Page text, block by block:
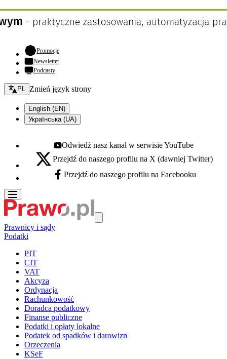
Promocje- otwiera się w nowej karcie
Newsletter
Podcasty
Zmień język - bieżący:
PL Zmień język strony
English (EN)
Українська (UA)
Youtube - otwiera się w nowej karcie
Odwiedź nasz kanał w serwisie YouTube
X - otwiera się w nowej karcie
Przejdź do naszego profilu na X (dawniej Twitter)
Facebook - otwiera się w nowej karcie
Przejdź do naszego profilu na Facebooku
Prawnicy i sądy
Podatki
PIT
CIT
VAT
Akcyza
Ordynacja
Rachunkowość
Doradca podatkowy
Finanse publiczne
Podatki i opłaty lokalne
Podatek od spadków i darowizn
Orzeczenia
KSeF